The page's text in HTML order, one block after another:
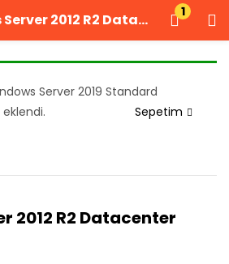
Windows Server 2012 R2 Datacenter Dijital Lisans 1
KAYIT OL
girin.
Şifrenizi mi unuttunuz?
Server 2019 Standard
Sepetim
2012 R2 Datacenter